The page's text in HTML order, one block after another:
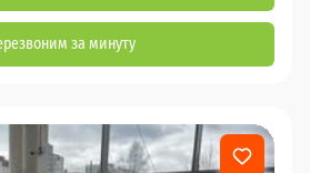
за минуту